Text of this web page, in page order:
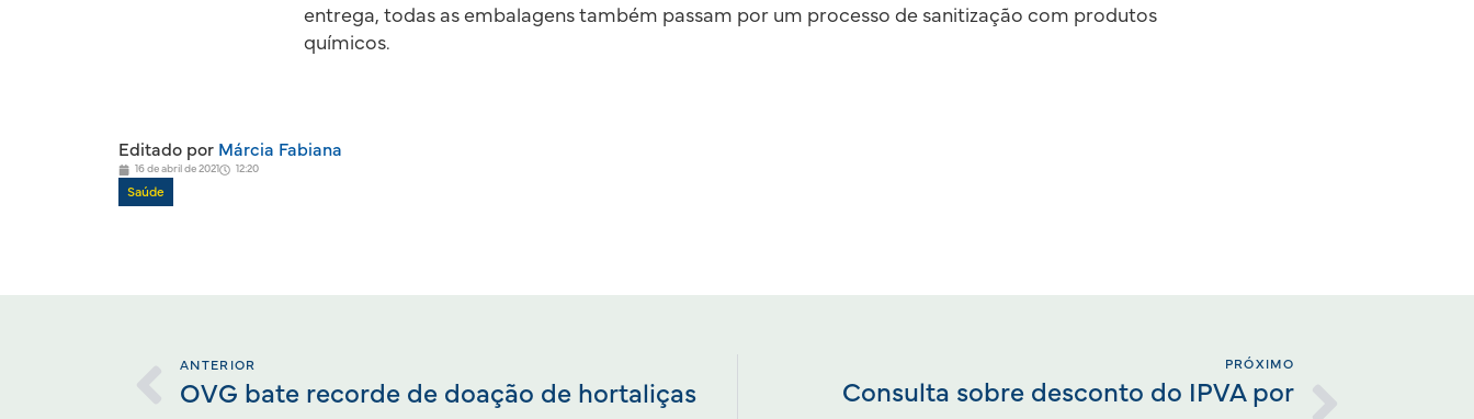
entrega, todas as embalagens também passam por um processo de sanitização com produtos
químicos.
Editado por Márcia Fabiana
16 de abril de 2021 12:20
Saúde
ANTERIOR
OVG bate recorde de doação de hortaliças
PRÓXIMO
Consulta sobre desconto do IPVA por